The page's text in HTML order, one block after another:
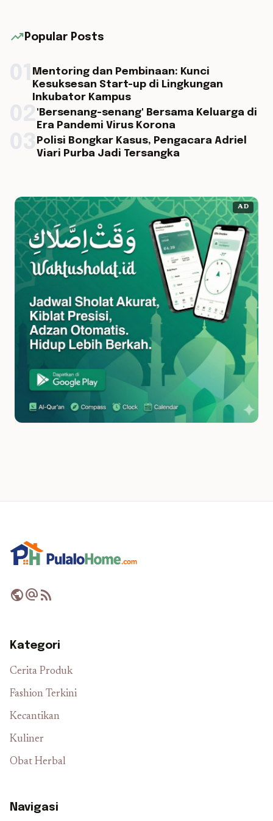
trending_up Popular Posts
Mentoring dan Pembinaan: Kunci
Kesuksesan Start-up di Lingkungan
Inkubator Kampus
'Bersenang-senang' Bersama Keluarga di
Era Pandemi Virus Korona
Polisi Bongkar Kasus, Pengacara Adriel
Viari Purba Jadi Tersangka
AD
publicalternate_emailrss_feed
Kategori
Cerita Produk
Fashion Terkini
Kecantikan
Kuliner
Obat Herbal
Navigasi